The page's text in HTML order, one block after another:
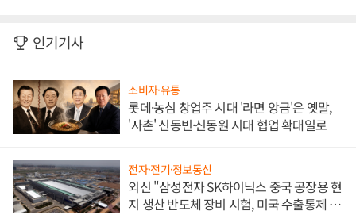
인기기사
소비자·유통
롯데·농심 창업주 시대 '라면 앙금'은 옛말,
'사촌' 신동빈·신동원 시대 협업 확대일로
전자·전기·정보통신
외신 "삼성전자 SK하이닉스 중국 공장용 현
지 생산 반도체 장비 시험, 미국 수출통제 대